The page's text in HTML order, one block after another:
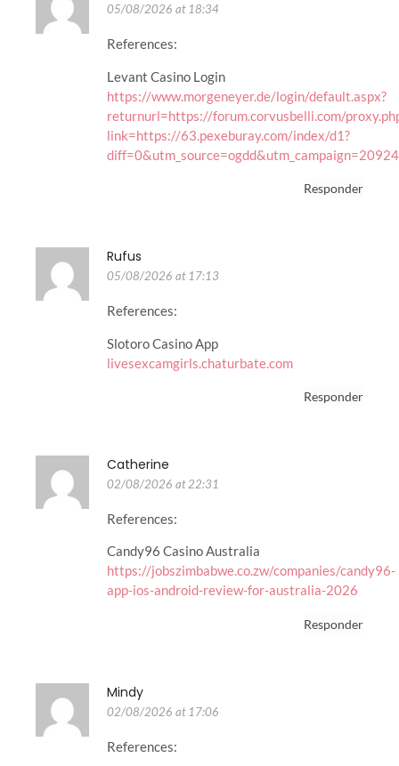
05/08/2026 at 18:34
References:
Levant Casino Login
https://www.morgeneyer.de/login/default.aspx?
returnurl=https://forum.corvusbelli.com/
link=https://63.pexeburay.com/index/d1?
Responder
Rufus
05/08/2026 at 17:13
References:
Slotoro Casino App
livesexcamgirls.chaturbate.com
Responder
Catherine
02/08/2026 at 22:31
References:
Candy96 Casino Australia
https://jobszimbabwe.co.zw/companies/candy96-
app-ios-android-review-for-australia-2026
Responder
Mindy
02/08/2026 at 17:06
References: